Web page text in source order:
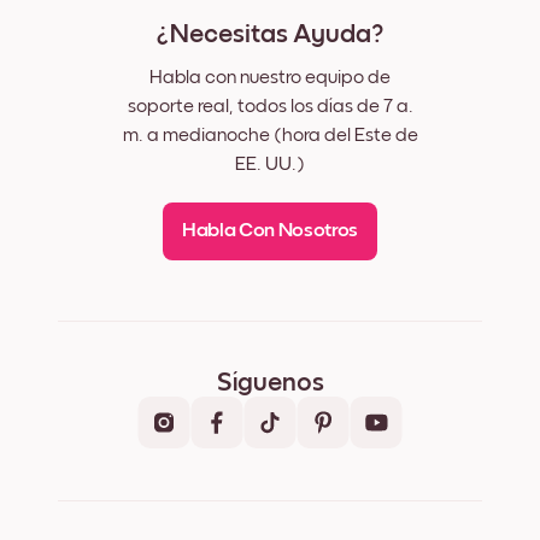
¿Necesitas Ayuda?
Habla con nuestro equipo de
soporte real, todos los días de 7 a.
m. a medianoche (hora del Este de
EE. UU.)
Habla Con Nosotros
Síguenos